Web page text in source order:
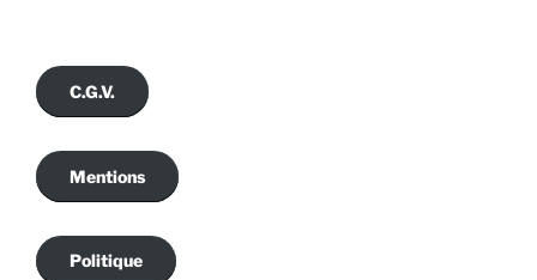
C.G.V.
Mentions
Politique